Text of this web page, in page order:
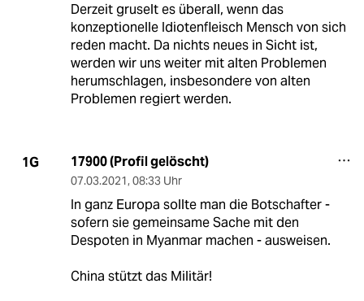
Derzeit gruselt es überall, wenn das
konzeptionelle Idiotenfleisch Mensch von sich
reden macht. Da nichts neues in Sicht ist,
werden wir uns weiter mit alten Problemen
herumschlagen, insbesondere von alten
Problemen regiert werden.
1G 17900 (Profil gelöscht)
07.03.2021, 08:33 Uhr
In ganz Europa sollte man die Botschafter -
sofern sie gemeinsame Sache mit den
Despoten in Myanmar machen - ausweisen.
China stützt das Militär!